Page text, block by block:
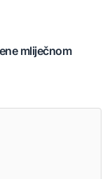
mliječnom